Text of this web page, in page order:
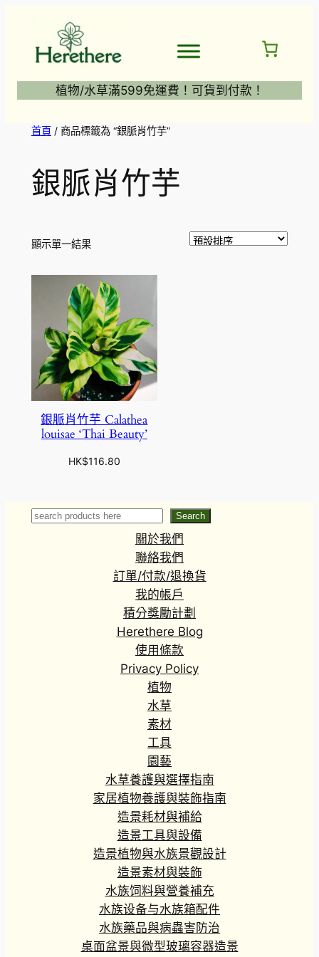
植物/水草滿599免運費！可貨到付款！
首頁/ 商品標籤為 “銀脈肖竹芋”
銀脈肖竹芋
顯示單一結果
銀脈肖竹芋 Calathea
louisae ‘Thai Beauty’
HK$116.80
Search Search
關於我們
聯絡我們
訂單/付款/退換貨
我的帳戶
積分獎勵計劃
Herethere Blog
使用條款
Privacy Policy
植物
水草
素材
工具
園藝
水草養護與選擇指南
家居植物養護與裝飾指南
造景耗材與補給
造景工具與設備
造景植物與水族景觀設計
造景素材與裝飾
水族饲料與營養補充
水族设备与水族箱配件
水族藥品與病蟲害防治
桌面盆景與微型玻璃容器造景